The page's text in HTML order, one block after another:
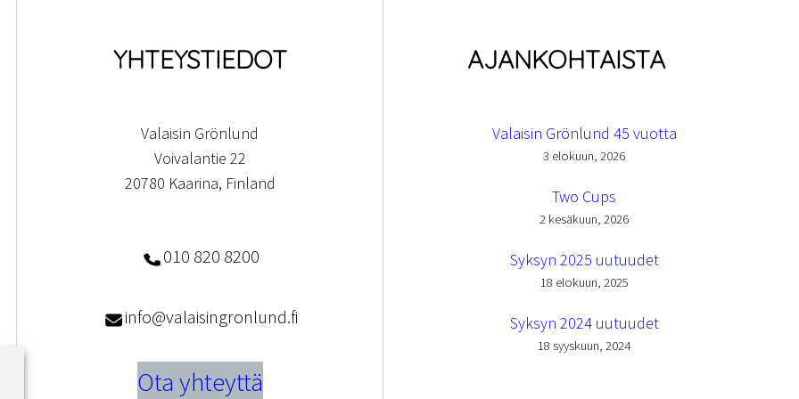
YHTEYSTIEDOT
Valaisin Grönlund
Voivalantie 22
20780 Kaarina, Finland
010 820 8200
info@valaisingronlund.fi
Ota yhteyttä
AJANKOHTAISTA
Valaisin Grönlund 45 vuotta
3 elokuun, 2026
Two Cups
2 kesäkuun, 2026
Syksyn 2025 uutuudet
18 elokuun, 2025
Syksyn 2024 uutuudet
18 syyskuun, 2024